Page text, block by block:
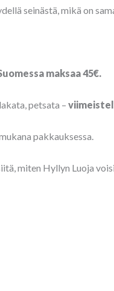
seinästä, mikä on
maksaa 45€.
petsata –
pakkauksessa.
miten Hyllyn Luoja